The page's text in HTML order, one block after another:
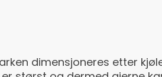
dimensjoneres etter